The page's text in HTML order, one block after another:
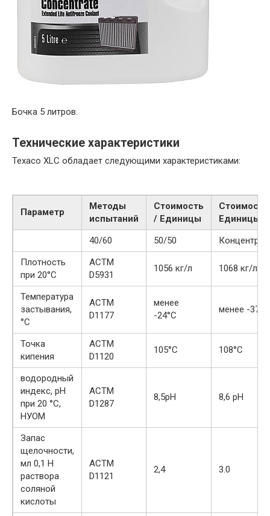
Бочка 5 литров.
Технические характеристики
Texaco XLC обладает следующими характеристиками:
Параметр
Методы
испытаний
Стоимость
/ Единицы
Единицы
40/60
50/50
Плотность
при 20°С
АСТМ
D5931
1056 кг/л 1068 кг/л
Температура
застывания,
°С
АСТМ
D1177
менее
-24°C
менее -37°С
Точка
кипения
АСТМ
D1120
105°С 108°С
водородный
индекс, рН
при 20 °С,
НУОМ
АСТМ
D1287
8,5рН 8,6 рН
Запас
щелочности,
мл 0,1 Н
раствора
соляной
кислоты
АСТМ
D1121
2,4 3.0